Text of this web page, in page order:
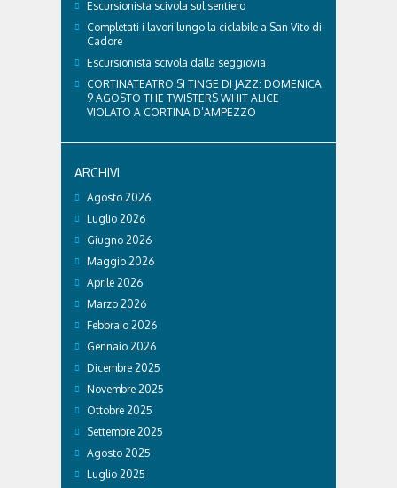
Escursionista scivola sul sentiero
Completati i lavori lungo la ciclabile a San Vito di
Cadore
Escursionista scivola dalla seggiovia
CORTINATEATRO SI TINGE DI JAZZ: DOMENICA
9 AGOSTO THE TWISTERS WHIT ALICE
VIOLATO A CORTINA D’AMPEZZO
ARCHIVI
Agosto 2026
Luglio 2026
Giugno 2026
Maggio 2026
Aprile 2026
Marzo 2026
Febbraio 2026
Gennaio 2026
Dicembre 2025
Novembre 2025
Ottobre 2025
Settembre 2025
Agosto 2025
Luglio 2025